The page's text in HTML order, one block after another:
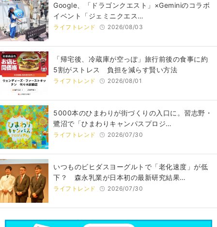
Google、「ドラゴンクエスト」×Geminiのコラボ
イベント「ジェミニクエス…
ライフトレンド 2026/08/03
「帰宅後、冷蔵庫が空っぽ」旅行前後の食事に約
5割がストレス 負担を減らす賢い方法
ライフトレンド 2026/08/01
5000本のひまわりが街づくりの入口に。習志野・
鷺沼で「ひまわりキャンパスプロジ…
ライフトレンド 2026/07/30
いつものビヒダスヨーグルトで「老化速度」が低
下？ 森永乳業が日本初の最新研究結果…
ライフトレンド 2026/07/30